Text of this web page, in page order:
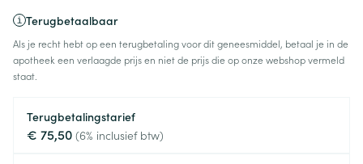
Terugbetaalbaar
Als je recht hebt op een terugbetaling voor dit geneesmiddel, betaal je in de
apotheek een verlaagde prijs en niet de prijs die op onze webshop vermeld
staat.
Terugbetalingstarief
€ 75,50 (6% inclusief btw)